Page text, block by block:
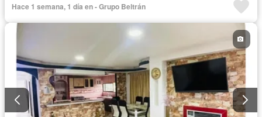
Hace 1 semana, 1 día en - Grupo Beltrán